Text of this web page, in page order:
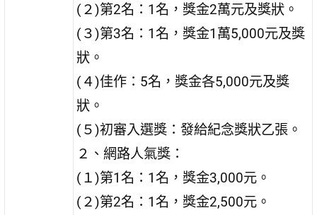
(２)第2名：1名，獎金2萬元及獎狀。
(３)第3名：1名，獎金1萬5,000元及獎
狀。
(４)佳作：5名，獎金各5,000元及獎
狀。
(５)初審入選獎：發給紀念獎狀乙張。
２、網路人氣獎：
(１)第1名：1名，獎金3,000元。
(２)第2名：1名，獎金2,500元。